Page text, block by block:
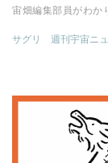
宙畑編集部員がわか
サグリ 週刊宇宙ニ